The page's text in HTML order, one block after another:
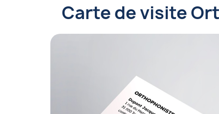
Carte de visite